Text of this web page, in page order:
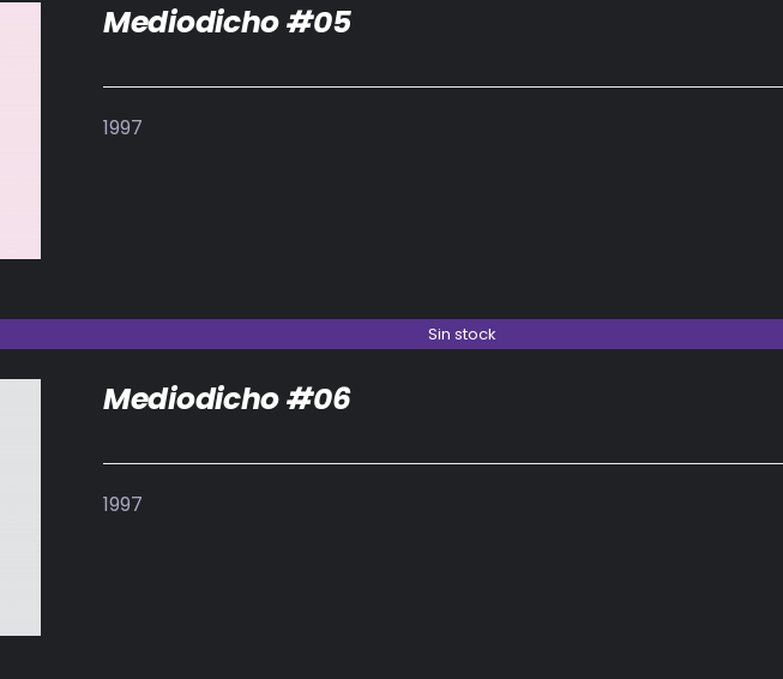
Mediodicho #05
1997
Sin stock
Mediodicho #06
1997